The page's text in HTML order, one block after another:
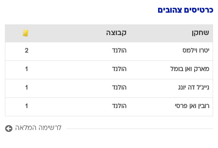
כרטיסים צהובים
שחקן קבוצה
יטרו וילמס הולנד 2
מארק ואן בומל הולנד 1
נייג'ל דה יונג הולנד 1
רובין ואן פרסי הולנד 1
לרשימה המלאה